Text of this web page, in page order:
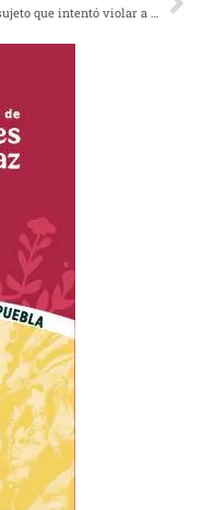
Cae sujeto que intentó violar a joven en Edoméx y se hiciera viral